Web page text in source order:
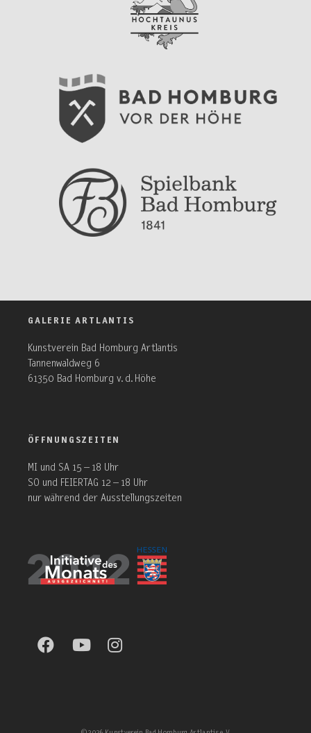
GALERIE ARTLANTIS
Kunstverein Bad Homburg Artlantis
Tannenwaldweg 6
61350 Bad Homburg v. d. Höhe
ÖFFNUNGSZEITEN
MI und SA 15 – 18 Uhr
SO und FEIERTAG 12 – 18 Uhr
nur während der Ausstellungszeiten